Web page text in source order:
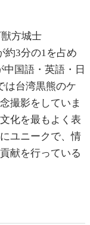
方城士
約3分の1を占め
国語・英語・日
は台湾黒熊のケ
撮影をしていま
化を最もよく表
ユニークで、情
献を行っている